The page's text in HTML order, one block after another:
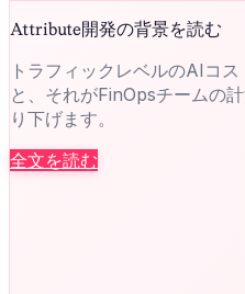
Attribute開発の背景を読む
トラフィックレベルのAIコ
と、それがFinOpsチームの
り下げます。
全文を読む